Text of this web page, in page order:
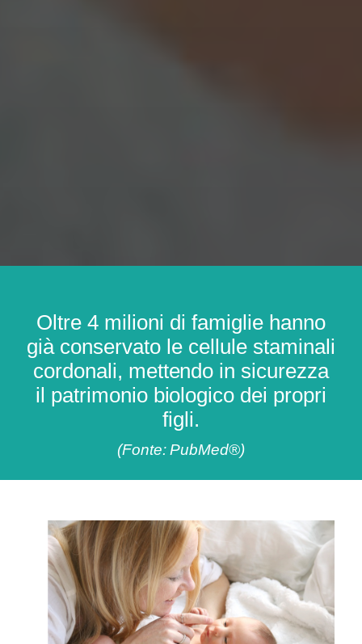
Oltre 4 milioni di famiglie hanno
già conservato le cellule staminali
cordonali, mettendo in sicurezza
il patrimonio biologico dei propri
figli.
(Fonte: PubMed®)